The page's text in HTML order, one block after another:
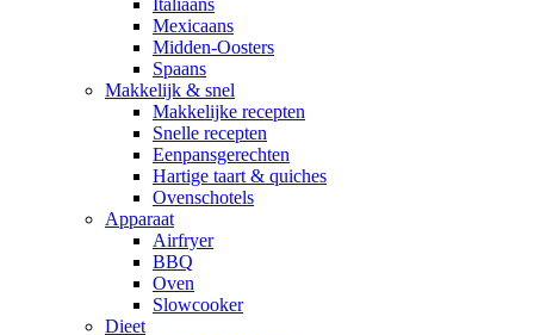
Italiaans
Mexicaans
Midden-Oosters
Spaans
Makkelijk & snel
Makkelijke recepten
Snelle recepten
Eenpansgerechten
Hartige taart & quiches
Ovenschotels
Apparaat
Airfryer
BBQ
Oven
Slowcooker
Dieet